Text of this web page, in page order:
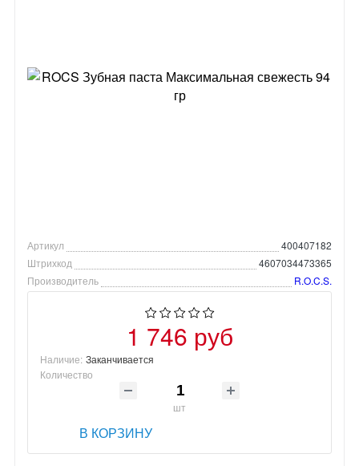
Артикул
400407182
Штрихкод
4607034473365
Производитель
R.O.C.S.
1 746 руб
Наличие: Заканчивается
Количество
шт
В КОРЗИНУ